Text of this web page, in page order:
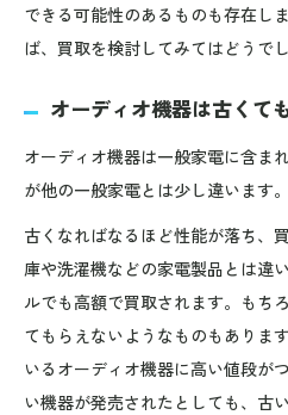
できる可能性のあるものも存在し
ば、買取を検討してみてはどうでし
オーディオ機器は古くて
オーディオ機器は一般家電に含ま
が他の一般家電とは少し違います。
古くなればなるほど性能が落ち、
庫や洗濯機などの家電製品とは違
ルでも高額で買取されます。もち
てもらえないようなものもありま
いるオーディオ機器に高い値段が
い機器が発売されたとしても、古